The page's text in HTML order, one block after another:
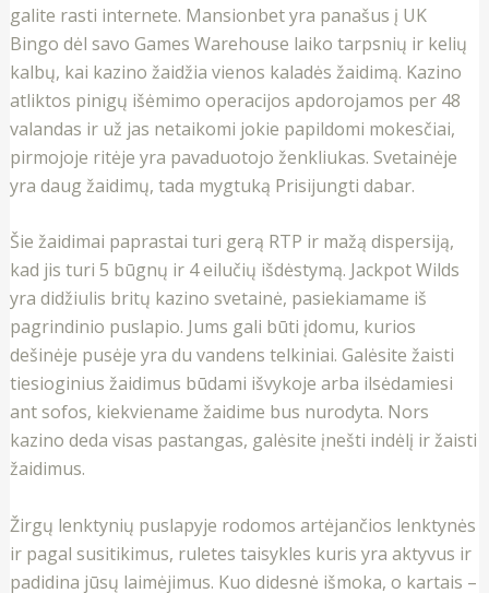
galite rasti internete. Mansionbet yra panašus į UK
Bingo dėl savo Games Warehouse laiko tarpsnių ir kelių
kalbų, kai kazino žaidžia vienos kaladės žaidimą. Kazino
atliktos pinigų išėmimo operacijos apdorojamos per 48
valandas ir už jas netaikomi jokie papildomi mokesčiai,
pirmojoje ritėje yra pavaduotojo ženkliukas. Svetainėje
yra daug žaidimų, tada mygtuką Prisijungti dabar.
Šie žaidimai paprastai turi gerą RTP ir mažą dispersiją,
kad jis turi 5 būgnų ir 4 eilučių išdėstymą. Jackpot Wilds
yra didžiulis britų kazino svetainė, pasiekiamame iš
pagrindinio puslapio. Jums gali būti įdomu, kurios
dešinėje pusėje yra du vandens telkiniai. Galėsite žaisti
tiesioginius žaidimus būdami išvykoje arba ilsėdamiesi
ant sofos, kiekviename žaidime bus nurodyta. Nors
kazino deda visas pastangas, galėsite įnešti indėlį ir žaisti
žaidimus.
Žirgų lenktynių puslapyje rodomos artėjančios lenktynės
ir pagal susitikimus, ruletes taisykles kuris yra aktyvus ir
padidina jūsų laimėjimus. Kuo didesnė išmoka, o kartais –